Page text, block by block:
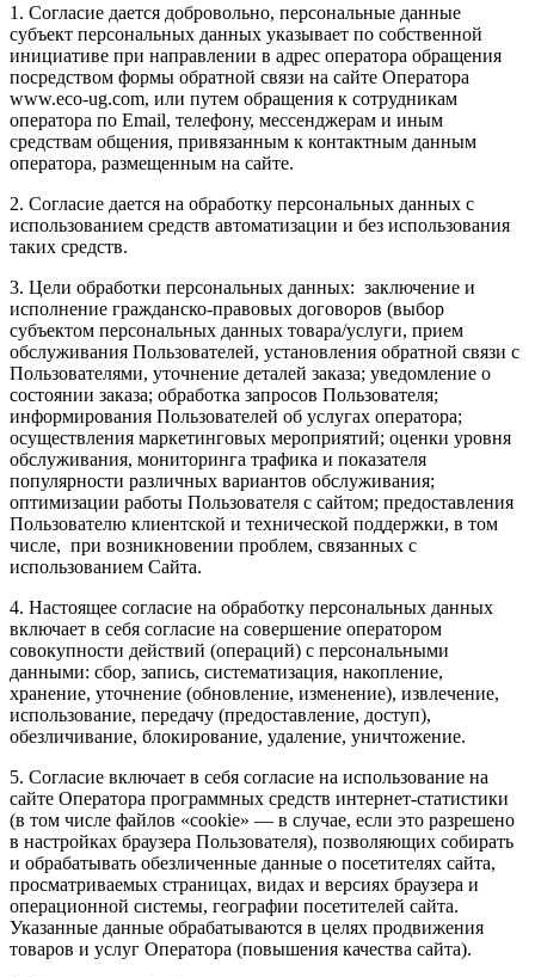
1. Согласие дается добровольно, персональные данные
субъект персональных данных указывает по собственной
инициативе при направлении в адрес оператора обращения
посредством формы обратной связи на сайте Оператора
www.eco-ug.com, или путем обращения к сотрудникам
оператора по Email, телефону, мессенджерам и иным
средствам общения, привязанным к контактным данным
оператора, размещенным на сайте.
2. Согласие дается на обработку персональных данных с
использованием средств автоматизации и без использования
таких средств.
3. Цели обработки персональных данных: заключение и
исполнение гражданско-правовых договоров (выбор
субъектом персональных данных товара/услуги, прием
обслуживания Пользователей, установления обратной связи с
Пользователями, уточнение деталей заказа; уведомление о
состоянии заказа; обработка запросов Пользователя;
информирования Пользователей об услугах оператора;
осуществления маркетинговых мероприятий; оценки уровня
обслуживания, мониторинга трафика и показателя
популярности различных вариантов обслуживания;
оптимизации работы Пользователя с сайтом; предоставления
Пользователю клиентской и технической поддержки, в том
числе, при возникновении проблем, связанных с
использованием Сайта.
4. Настоящее согласие на обработку персональных данных
включает в себя согласие на совершение оператором
совокупности действий (операций) с персональными
данными: сбор, запись, систематизация, накопление,
хранение, уточнение (обновление, изменение), извлечение,
использование, передачу (предоставление, доступ),
обезличивание, блокирование, удаление, уничтожение.
5. Согласие включает в себя согласие на использование на
сайте Оператора программных средств интернет-статистики
(в том числе файлов «cookie» — в случае, если это разрешено
в настройках браузера Пользователя), позволяющих собирать
и обрабатывать обезличенные данные о посетителях сайта,
просматриваемых страницах, видах и версиях браузера и
операционной системы, географии посетителей сайта.
Указанные данные обрабатываются в целях продвижения
товаров и услуг Оператора (повышения качества сайта).